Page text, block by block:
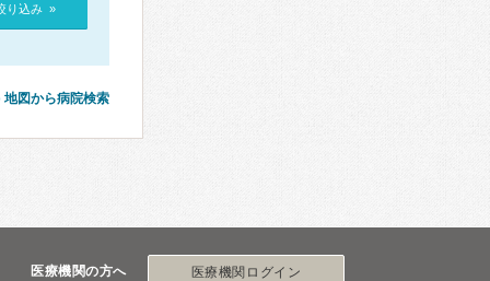
り込み »
地図から病院検索
医療機関の方へ 医療機関ログイン